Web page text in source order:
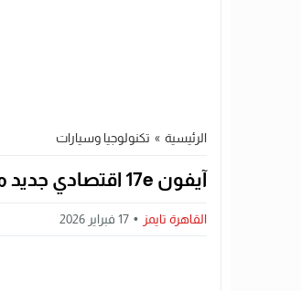
الرئيسية » تكنولوجيا وسيارات
آيفون 17e اقتصادي جديد من أبل مع Dynamic Island وMagSafe بسعر 599 دولارًا
القاهرة تايمز 17 فبراير 2026